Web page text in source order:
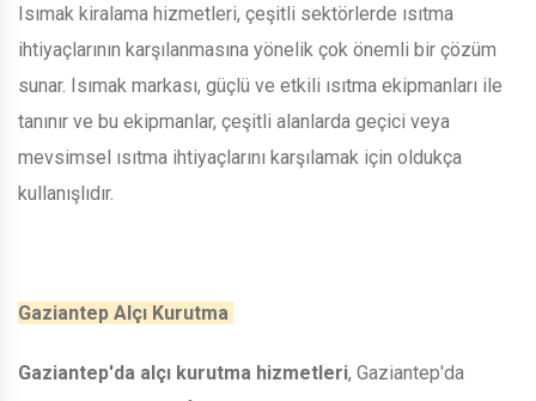
Isımak kiralama hizmetleri, çeşitli sektörlerde ısıtma
ihtiyaçlarının karşılanmasına yönelik çok önemli bir çözüm
sunar. Isımak markası, güçlü ve etkili ısıtma ekipmanları ile
tanınır ve bu ekipmanlar, çeşitli alanlarda geçici veya
mevsimsel ısıtma ihtiyaçlarını karşılamak için oldukça
kullanışlıdır.
Gaziantep Alçı Kurutma
Gaziantep'da alçı kurutma hizmetleri, Gaziantep'da